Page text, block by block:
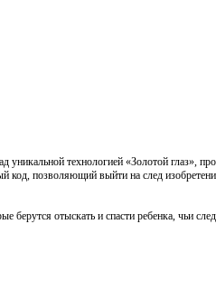
уникальной технологией «Золотой глаз»,
код, позволяющий выйти на след
берутся отыскать и спасти ребенка, чьи